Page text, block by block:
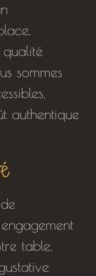
sommes
authentique
table,